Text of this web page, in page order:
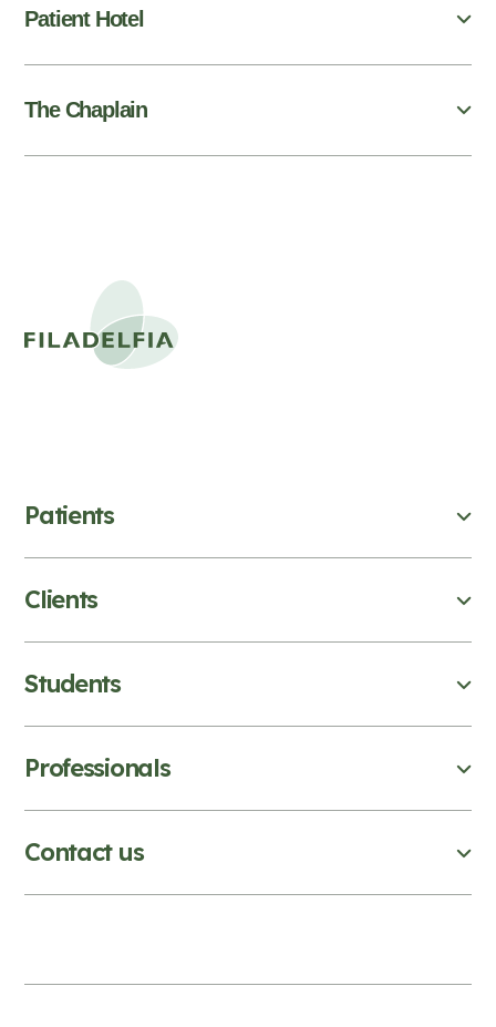
Patient Hotel
The Chaplain
Patients
Clients
Students
Professionals
Contact us